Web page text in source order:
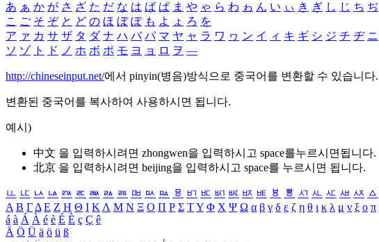
あ ぁ か が さ ざ た だ な は ば ぱ ま や ゃ ら わ ゎ ん い ぃ き ぎ し じ ち ぢ
こ ご そ ぞ と ど の ほ ぼ ぽ も よ ょ ろ を
ア ァ カ サ ザ タ ダ ナ ハ バ パ マ ヤ ャ ラ ワ ヮ ン イ ィ キ ギ シ ジ チ ヂ ニ
ソ ゾ ト ド ノ ホ ボ ポ モ ヨ ョ ロ ヲ ―
http://chineseinput.net/에서 pinyin(병음)방식으로 중국어를 변환할 수 있습니다.
변환된 중국어를 복사하여 사용하시면 됩니다.
예시)
中文 을 입력하시려면 zhongwen을 입력하시고 space를누르시면됩니다.
北京 을 입력하시려면 beijing을 입력하시고 space를 누르시면 됩니다.
ㅥ ㅦ ㅧ ㅨ ㅩ ㅪ ㅫ ㅬ ㅭ ㅮ ㅯ ㅰ ㅱ ㅲ ㅳ ㅴ ㅵ ㅶ ㅷ ㅸ ㅹ ㅺ ㅻ ㅼ ㅽ ㅾ ㅿ
Α Β ΓΔ Ε Ζ Η Θ Ι ΚΛ Μ Ν Ξ Ο Π Ρ Σ ΤΥ Φ Χ Ψ Ω α β γ δ ε ζ η θ ι κ λ μ ν ξ ο π
á à Á À é è É È ç Ç ê
Ä Ö Ü ä ö ü ß